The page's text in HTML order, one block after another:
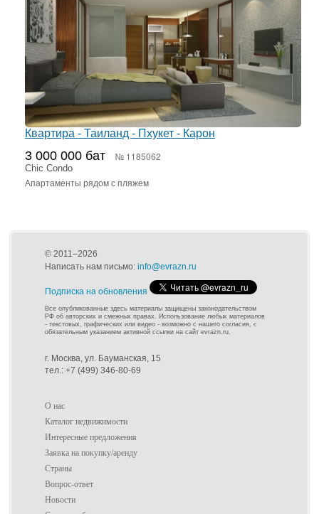
Квартира - Таиланд - Пхукет - Карон
3 000 000 бат № 1185062
Chic Condo
Апартаменты рядом с пляжем
© 2011–2026
Написать нам письмо: info@evrazn.ru
Подписка на обновления
Все опубликованные здесь материалы защищены законодательством
РФ об авторских и смежных правах. Использование любых материалов
- текстовых, графических или видео - возможно с нашего согласия, с
обязательным указанием активной ссылки на сайт evrazn.ru.
г. Москва, ул. Бауманская, 15
тел.: +7 (499) 346-80-69
О нас
Каталог недвижимости
Интересные предложения
Заявка на покупку/аренду
Страны
Вопрос-ответ
Новости